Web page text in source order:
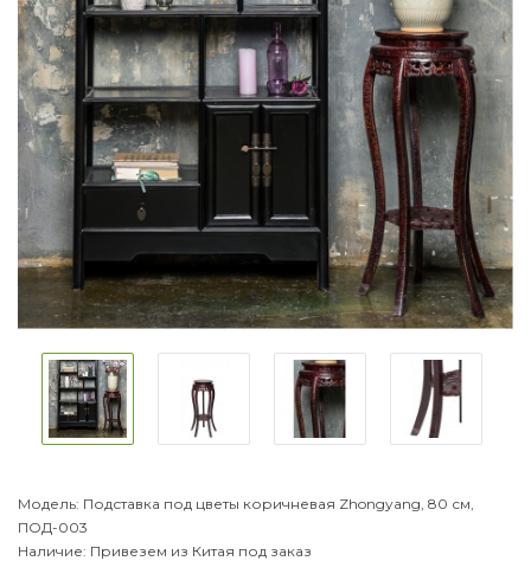
Модель: Подставка под цветы коричневая Zhongyang, 80 см,
ПОД-003
Наличие: Привезем из Китая под заказ